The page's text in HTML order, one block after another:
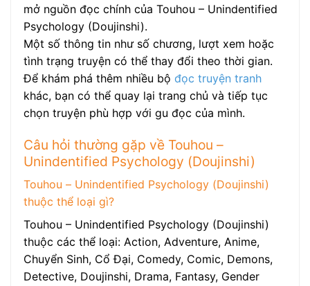
mở nguồn đọc chính của Touhou – Unindentified
Psychology (Doujinshi).
Một số thông tin như số chương, lượt xem hoặc
tình trạng truyện có thể thay đổi theo thời gian.
Để khám phá thêm nhiều bộ đọc truyện tranh
khác, bạn có thể quay lại trang chủ và tiếp tục
chọn truyện phù hợp với gu đọc của mình.
Câu hỏi thường gặp về Touhou –
Unindentified Psychology (Doujinshi)
Touhou – Unindentified Psychology (Doujinshi)
thuộc thể loại gì?
Touhou – Unindentified Psychology (Doujinshi)
thuộc các thể loại: Action, Adventure, Anime,
Chuyển Sinh, Cổ Đại, Comedy, Comic, Demons,
Detective, Doujinshi, Drama, Fantasy, Gender